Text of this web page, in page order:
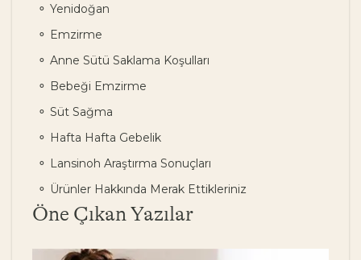
Yenidoğan
Emzirme
Anne Sütü Saklama Koşulları
Bebeği Emzirme
Süt Sağma
Hafta Hafta Gebelik
Lansinoh Araştırma Sonuçları
Ürünler Hakkında Merak Ettikleriniz
Öne Çıkan Yazılar